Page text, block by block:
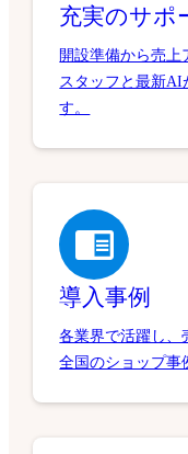
充実のサポ
開設準備から売上
スタッフと最新AI
す。
導入事例
各業界で活躍し、
全国のショップ事